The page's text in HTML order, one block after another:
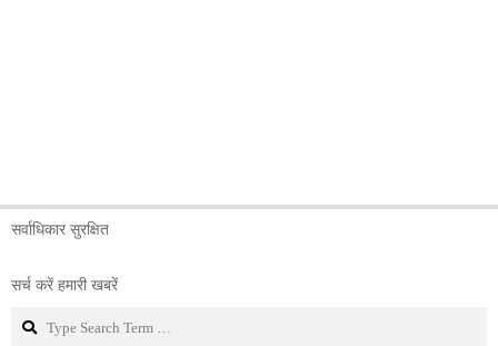
सर्वाधिकार सुरक्षित
सर्च करें हमारी खबरें